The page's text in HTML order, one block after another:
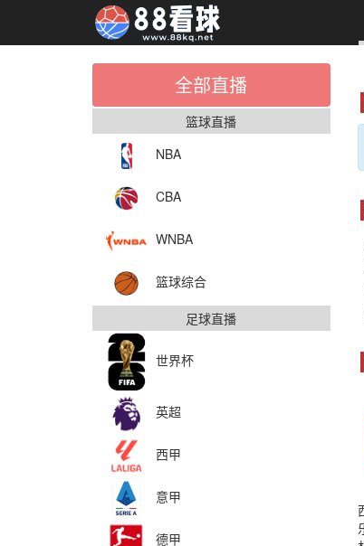
全部直播
篮球直播
NBA
CBA
WNBA
篮球综合
足球直播
世界杯
英超
西甲
意甲
德甲